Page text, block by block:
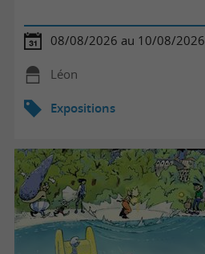
08/08/2026 au 10/08/2026
Léon
Expositions